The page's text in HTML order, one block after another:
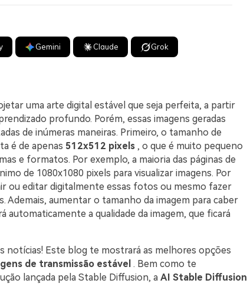
Gemini Claude Grok
uma arte digital estável que seja perfeita, a partir
profundo. Porém, essas imagens geradas
de inúmeras maneiras. Primeiro, o tamanho de
é de apenas 512x512 pixels , o que é muito pequeno
e formatos. Por exemplo, a maioria das páginas de
de 1080x1080 pixels para visualizar imagens. Por
ou editar digitalmente essas fotos ou mesmo fazer
Ademais, aumentar o tamanho da imagem para caber
automaticamente a qualidade da imagem, que ficará
notícias! Este blog te mostrará as melhores opções
de transmissão estável . Bem como te
lançada pela Stable Diffusion, a AI Stable Diffusion